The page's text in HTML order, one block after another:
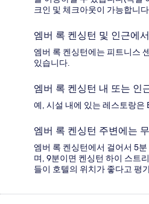
크인 및 체크아웃이 가능합니
엠버 록 켄싱턴 및 인근에
엠버 록 켄싱턴에는 피트니스
있습니다.
엠버 록 켄싱턴 내 또는 인
예, 시설 내에 있는 레스토랑은
엠버 록 켄싱턴 주변에는
엠버 록 켄싱턴에서 걸어서 5
며, 9분이면 켄싱턴 하이 스트
들이 호텔의 위치가 좋다고 평